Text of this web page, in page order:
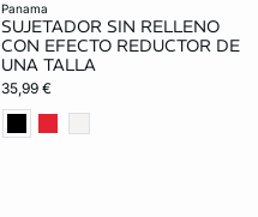
panama
SUJETADOR SIN RELLENO
CON EFECTO REDUCTOR DE
UNA TALLA
35,99 €